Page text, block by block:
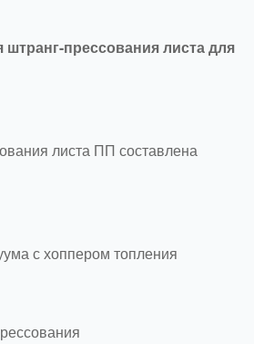
штранг-прессования листа для
листа ПП составлена
с хоппером топления